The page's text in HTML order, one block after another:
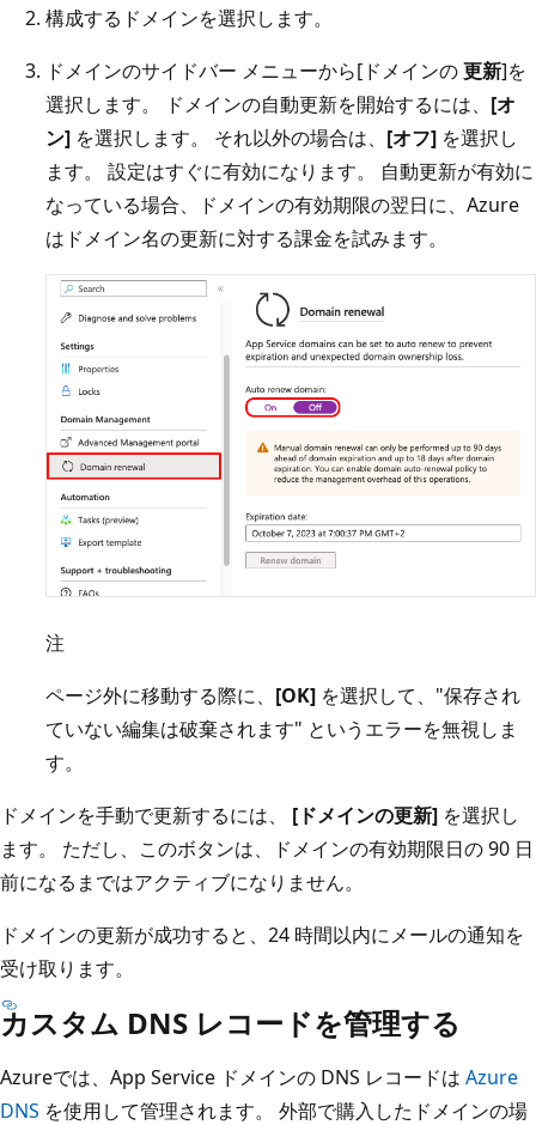
構成するドメインを選択します。
ドメインのサイドバー メニューから[ドメインの更新]を
選択します。 ドメインの自動更新を開始するには、 [オ
ン] を選択します。 それ以外の場合は、 [オフ] を選択し
ます。 設定はすぐに有効になります。 自動更新が有効に
なっている場合、ドメインの有効期限の翌日に、Azure
はドメイン名の更新に対する課金を試みます。
注
ページ外に移動する際に、 [OK] を選択して、"保存され
ていない編集は破棄されます" というエラーを無視しま
す。
ドメインを手動で更新するには、 [ドメインの更新] を選択し
ます。 ただし、このボタンは、ドメインの有効期限日の 90 日
前になるまではアクティブになりません。
ドメインの更新が成功すると、24 時間以内にメールの通知を
受け取ります。
カスタム DNS レコードを管理する
Azureでは、App Service ドメインの DNS レコードは Azure
DNS を使用して管理されます。 外部で購入したドメインの場